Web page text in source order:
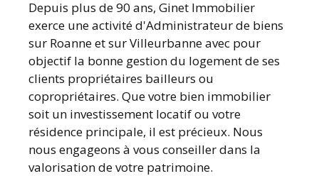
Depuis plus de 90 ans, Ginet Immobilier
exerce une activité d'Administrateur de biens
sur Roanne et sur Villeurbanne avec pour
objectif la bonne gestion du logement de ses
clients propriétaires bailleurs ou
copropriétaires. Que votre bien immobilier
soit un investissement locatif ou votre
résidence principale, il est précieux. Nous
nous engageons à vous conseiller dans la
valorisation de votre patrimoine.